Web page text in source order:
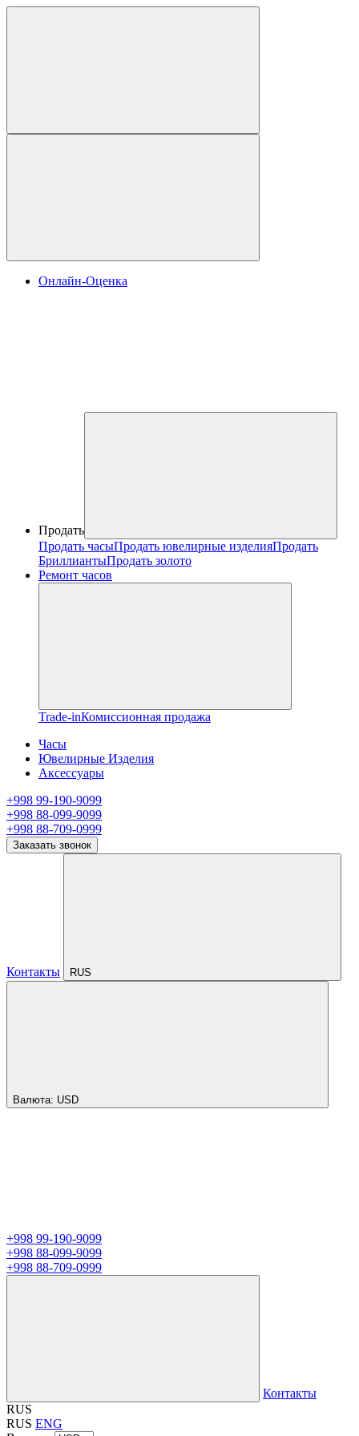
Онлайн-Оценка
Продать
Продать часыПродать ювелирные изделияПродать
БриллиантыПродать золото
Ремонт часов
Trade-inКомиссионная продажа
Часы
Ювелирные Изделия
Аксессуары
+998 99-190-9099
+998 88-099-9099
+998 88-709-0999
Заказать звонок
Контакты RUS
Валюта: USD
+998 99-190-9099
+998 88-099-9099
+998 88-709-0999
Контакты
RUS
RUS ENG